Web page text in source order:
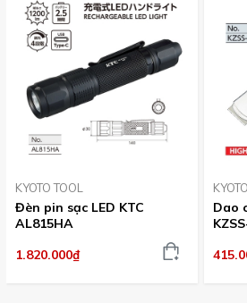
KYOTO TOOL
Đèn pin sạc LED KTC
AL815HA
1.820.000₫
Dao